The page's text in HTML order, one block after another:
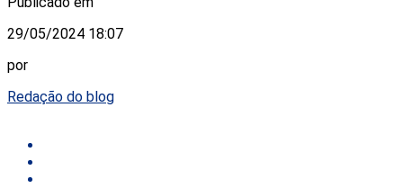
29/05/2024 18:07
por
Redação do blog